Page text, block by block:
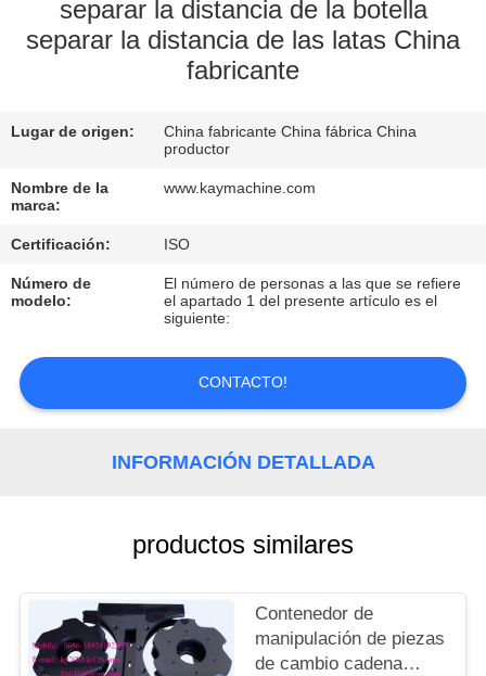
CONTROL
CONTACTO
NOTICIAS
UNA
COTIZACIÓN
PRIVACY
POLICY
separar la distancia de la botella
separar la distancia de las latas China
fabricante
Lugar de origen:
China fabricante China fábrica China
productor
Nombre de la
marca:
www.kaymachine.com
Certificación: ISO
Número de
modelo:
El número de personas a las que se refiere
el apartado 1 del presente artículo es el
siguiente:
CONTACTO!
INFORMACIÓN DETALLADA
productos similares
Contenedor de
manipulación de piezas
de cambio cadena